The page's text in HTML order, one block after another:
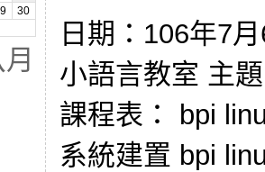
30
日期：106年7
小語言教室 主
課程表： bpi
系統建置 bpi